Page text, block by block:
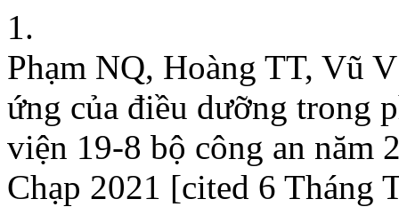
1.
Phạm NQ, Hoàng TT, Vũ
ứng của điều dưỡng trong
viện 19-8 bộ công an năm
Chạp 2021 [cited 6 Tháng